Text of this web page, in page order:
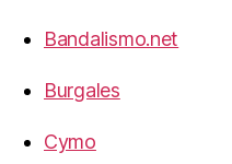
Bandalismo.net
Burgales
Cymo